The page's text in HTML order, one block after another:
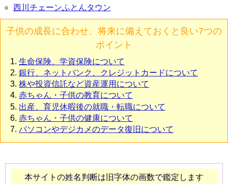
西川チェーンふとんタウン
子供の成長に合わせ、将来に備えておくと良い7つの
ポイント
生命保険、学資保険について
銀行、ネットバンク、クレジットカードについて
株や投資信託など資産運用について
赤ちゃん・子供の教育について
出産、育児休暇後の就職・転職について
赤ちゃん・子供の健康について
パソコンやデジカメのデータ復旧について
本サイトの姓名判断は旧字体の画数で鑑定します